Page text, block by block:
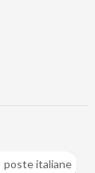
poste italiane